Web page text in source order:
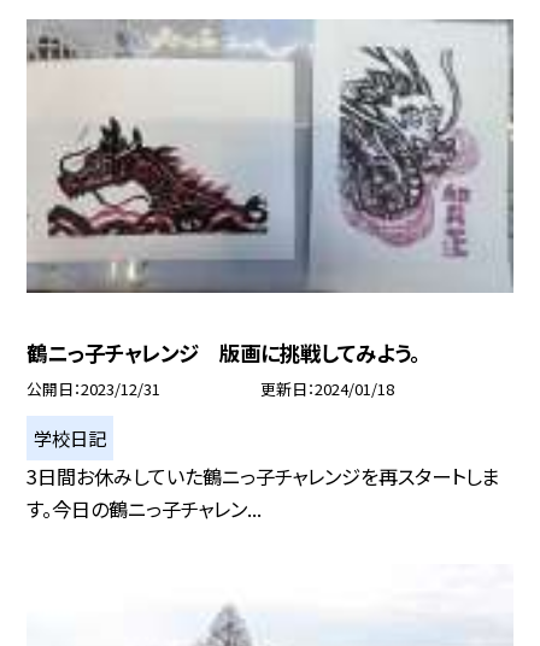
鶴ニっ子チャレンジ 版画に挑戦してみよう。
公開日 2023/12/31 更新日 2024/01/18
学校日記
3日間お休みしていた鶴ニっ子チャレンジを再スタートしま
す。今日の鶴ニっ子チャレン...